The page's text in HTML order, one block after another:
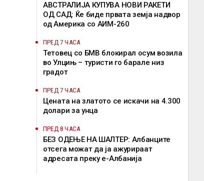
АВСТРАЛИЈА КУПУВА НОВИ РАКЕТИ
ОД САД: Ќе биде првата земја надвор
од Америка со АИМ-260
ПРЕД 7 ЧАСА
Тетовец со БМВ блокирал осум возила
во Улцињ – туристи го барале низ
градот
ПРЕД 7 ЧАСА
Цената на златото се искачи на 4.300
долари за унца
ПРЕД 8 ЧАСА
БЕЗ ОДЕЊЕ НА ШАЛТЕР: Албанците
отсега можат да ја ажурираат
адресата преку е-Албанија